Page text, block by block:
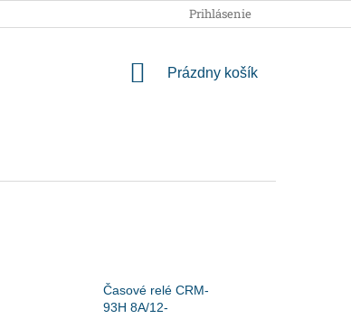
PODMIENKY OCHRANY
Prihlásenie
NÁKUPNÝ
Prázdny košík
Časové relé CRM-
93H 8A/12-